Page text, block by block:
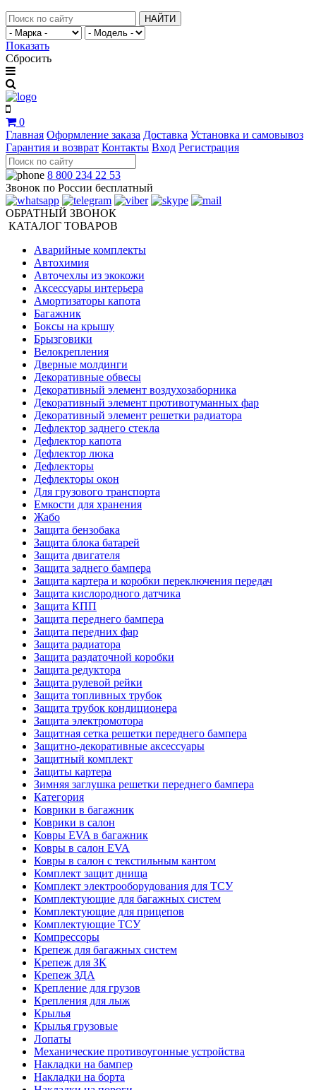
НАЙТИ
Показать
Сбросить
0
Главная Оформление заказа Доставка Установка и самовывоз
Гарантия и возврат Контакты Вход Регистрация
8 800 234 22 53
Звонок по России бесплатный
ОБРАТНЫЙ ЗВОНОК
КАТАЛОГ ТОВАРОВ
Аварийные комплекты
Автохимия
Авточехлы из экокожи
Аксессуары интерьера
Амортизаторы капота
Багажник
Боксы на крышу
Брызговики
Велокрепления
Дверные молдинги
Декоративные обвесы
Декоративный элемент воздухозаборника
Декоративный элемент противотуманных фар
Декоративный элемент решетки радиатора
Дефлектор заднего стекла
Дефлектор капота
Дефлектор люка
Дефлекторы
Дефлекторы окон
Для грузового транспорта
Емкости для хранения
Жабо
Защита бензобака
Защита блока батарей
Защита двигателя
Защита заднего бампера
Защита картера и коробки переключения передач
Защита кислородного датчика
Защита КПП
Защита переднего бампера
Защита передних фар
Защита радиатора
Защита раздаточной коробки
Защита редуктора
Защита рулевой рейки
Защита топливных трубок
Защита трубок кондиционера
Защита электромотора
Защитная сетка решетки переднего бампера
Защитно-декоративные аксессуары
Защитный комплект
Защиты картера
Зимняя заглушка решетки переднего бампера
Категория
Коврики в багажник
Коврики в салон
Ковры EVA в багажник
Ковры в салон EVA
Ковры в салон с текстильным кантом
Комплект защит днища
Комплект электрооборудования для ТСУ
Комплектующие для багажных систем
Комплектующие для прицепов
Комплектующие ТСУ
Компрессоры
Крепеж для багажных систем
Крепеж для ЗК
Крепеж ЗДА
Крепление для грузов
Крепления для лыж
Крылья
Крылья грузовые
Лопаты
Механические противоугонные устройства
Накладки на бампер
Накладки на борта